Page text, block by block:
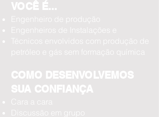
VOCÊ É...
Engenheiro de produção
Engenheiros de Instalações e
Técnicos envolvidos com produção de
petróleo e gás sem formação química
COMO DESENVOLVEMOS
SUA CONFIANÇA
Cara a cara
Discussão em grupo